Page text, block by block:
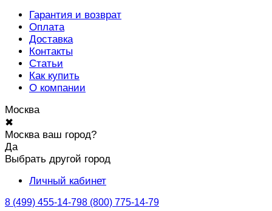
Гарантия и возврат
Оплата
Доставка
Контакты
Статьи
Как купить
О компании
Москва
✖
Москва ваш город?
Да
Выбрать другой город
Личный кабинет
8 (499) 455-14-798 (800) 775-14-79